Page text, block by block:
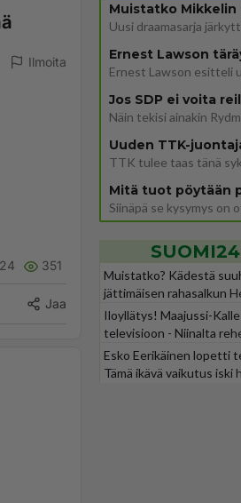
Ilmoita
24 351
Jaa
Muistatko? Kädestä
jättimäisen rahasalkun
Iloyllätys! Maajussi-
televisioon - Niinalta
"KÄÄKS!"
Esko Eerikäinen lopetti
Tämä ikävä vaikutus iski